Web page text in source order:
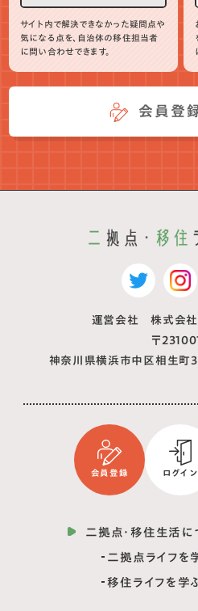
サイト内で解決できなかった疑問点や
気になる点を、自治体の移住担当者
に問い合わせできます。
会員登
運営会社 株式会社
〒
神奈川県横浜市中区相生町
会員登録 ログイン
二拠点・移住生活に
二拠点ライフを
移住ライフを学